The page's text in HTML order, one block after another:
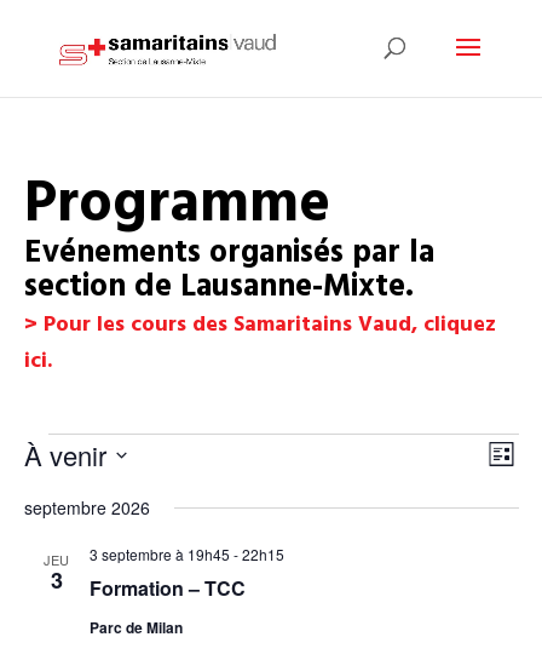
Programme
Evénements organisés par la
section de Lausanne-Mixte.
> Pour les cours des Samaritains Vaud, cliquez
ici.
Évènements
par
de
Liste
À venir
une
date.
septembre 2026
JEU
3 Formation – TCC
3 septembre à 19h45 -22h15
Parc de Milan